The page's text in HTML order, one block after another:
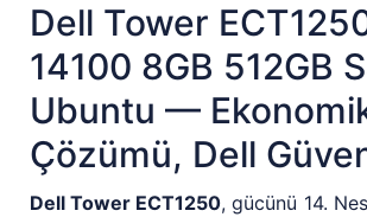
Dell Tower
14100 8GB 512GB
Ubuntu —
Çözümü, Dell
Dell Tower ECT1250, gücünü 14.